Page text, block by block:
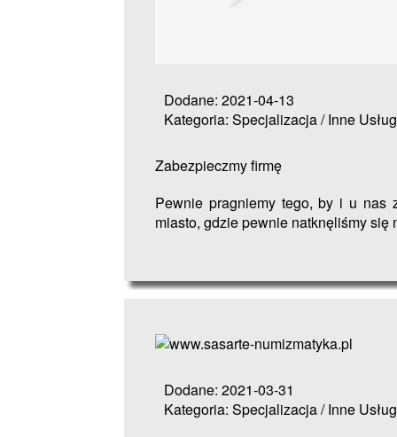
Dodane: 2021-04-13
Kategoria: Specjalizacja / Inne
Zabezpieczmy firmę
Pewnie pragniemy tego, by i u nas
miasto, gdzie pewnie natknęliśmy
Dodane: 2021-03-31
Kategoria: Specjalizacja / Inne